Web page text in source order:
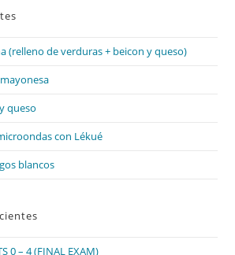
(relleno de verduras + beicon y queso)
queso
con Lékué
blancos
0 – 4 (FINAL EXAM)